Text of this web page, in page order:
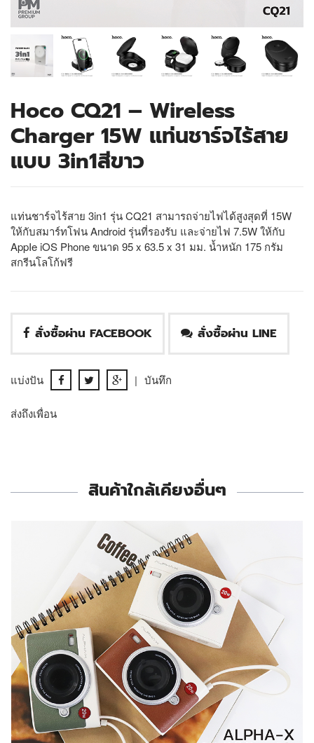
Hoco CQ21 – Wireless
Charger 15W แท่นชาร์จไร้สาย
แบบ 3in1สีขาว
แท่นชาร์จไร้สาย 3in1 รุ่น CQ21 สามารถจ่ายไฟได้สูงสุดที่ 15W
ให้กับสมาร์ทโฟน Android รุ่นที่รองรับ และจ่ายไฟ 7.5W ให้กับ
AppIe iOS Phone ขนาด 95 x 63.5 x 31 มม. น้ำหนัก 175 กรัม
สกรีนโลโก้ฟรี
สั่งซื้อผ่าน FACEBOOK สั่งซื้อผ่าน LINE
แบ่งปัน | บันทึก
ส่งถึงเพื่อน
สินค้าใกล้เคียงอื่นๆ